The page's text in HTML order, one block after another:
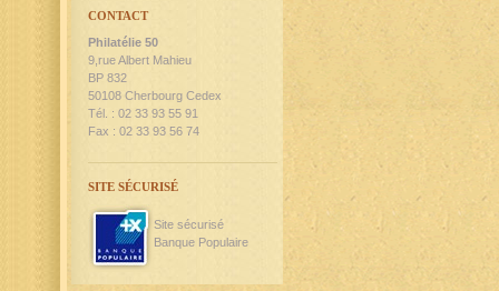
CONTACT
Philatélie 50
9,rue Albert Mahieu
BP 832
50108 Cherbourg Cedex
Tél. : 02 33 93 55 91
Fax : 02 33 93 56 74
SITE SÉCURISÉ
Site sécurisé
Banque Populaire